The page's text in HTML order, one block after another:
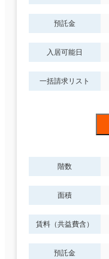
預託金
入居可能日
一括請求リスト
階数
面積
賃料（共益費含）
預託金